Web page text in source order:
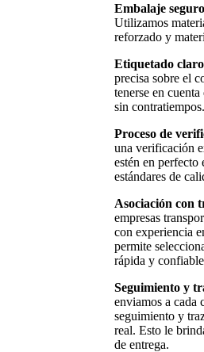
Embalaje
Utilizamos
reforzado y
Etiquetado
precisa sobre el
tenerse en
sin contratiempos.
Proceso de
una verificación
estén en perfecto
estándares de
Asociación con
empresas
con experiencia
permite
rápida y
Seguimiento y
enviamos a cada
seguimiento y
real. Esto le
de entrega.